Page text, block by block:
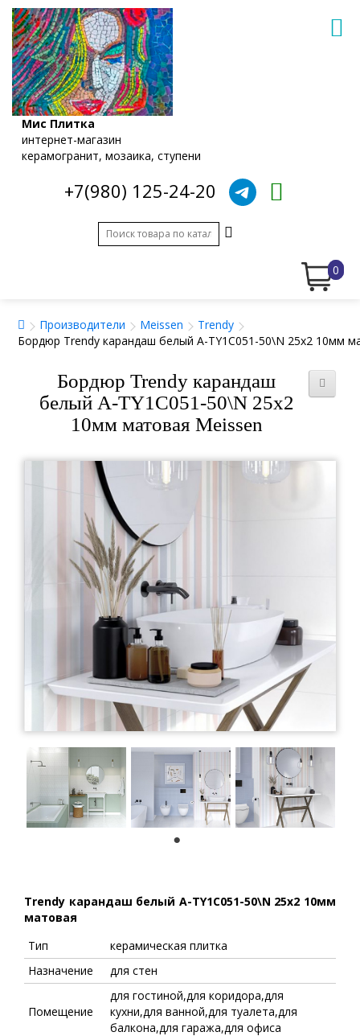
Мис Плитка
интернет-магазин
керамогранит, мозаика, ступени
+7(980) 125-24-20
0
Производители Meissen
Trendy
Бордюр Trendy карандаш белый A-TY1C051-50\N 25x2 10мм
Бордюр Trendy карандаш
белый A-TY1C051-50\N 25x2
10мм матовая Meissen
Trendy карандаш белый A-TY1C051-50\N 25x2 10мм
матовая
Тип
керамическая плитка
Назначение
для стен
Помещение
для гостиной,для коридора,для
кухни,для ванной,для туалета,для
балкона,для гаража,для офиса